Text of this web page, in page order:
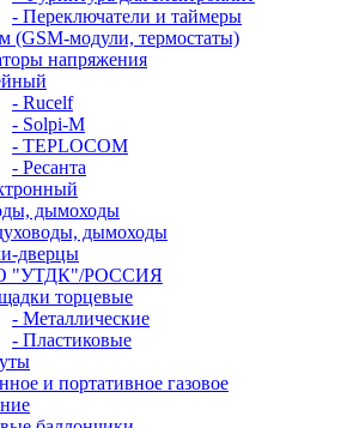
- Переключатели и таймеры
(GSM-модули, термостаты)
напряжения
- Rucelf
- Solpi-M
- TEPLOCOM
- Ресанта
дымоходы
дымоходы
дверцы
"УТДК"/РОССИЯ
торцевые
- Металлические
- Пластиковые
и портативное газовое